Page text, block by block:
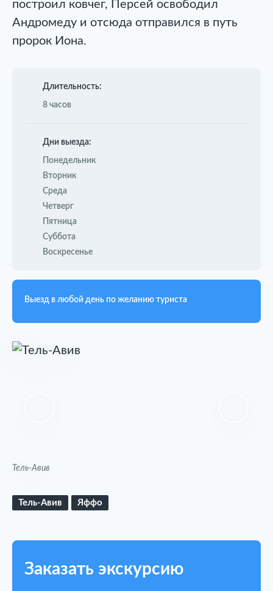
построил ковчег, Персей освободил
Андромеду и отсюда отправился в путь
пророк Иона.
Длительность:
8 часов
Дни выезда:
Понедельник
Вторник
Среда
Четверг
Пятница
Суббота
Воскресенье
Выезд в любой день по желанию туриста
Тель-Авив
Тель-Авив Яффо
Заказать экскурсию